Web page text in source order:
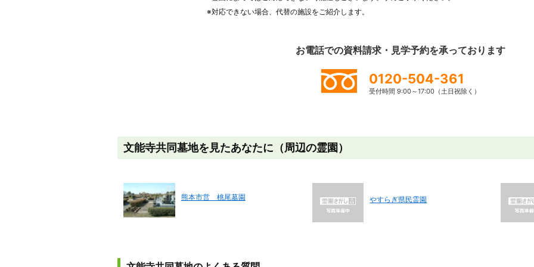
※対応できない場合、代替の施設をご紹介します。
お電話での資料請求・見学予約を承っております
0120-504-361
受付時間 9:00～17:00（土日祝除く）
文能寺共同墓地を見たあなたに（周辺の霊園）
熊本市営 桃尾墓園 やすらぎ県民霊園